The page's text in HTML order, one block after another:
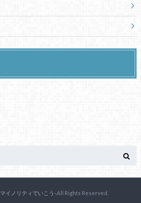
イノリティでいこう-.All Rights Reserved.